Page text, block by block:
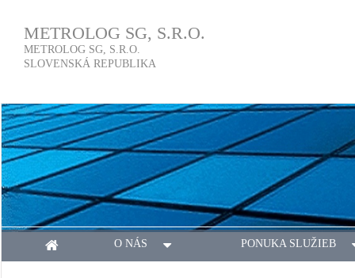
METROLOG SG, S.R.O.
METROLOG SG, S.R.O.
SLOVENSKÁ REPUBLIKA
O NÁS PONUKA SLUŽIEB